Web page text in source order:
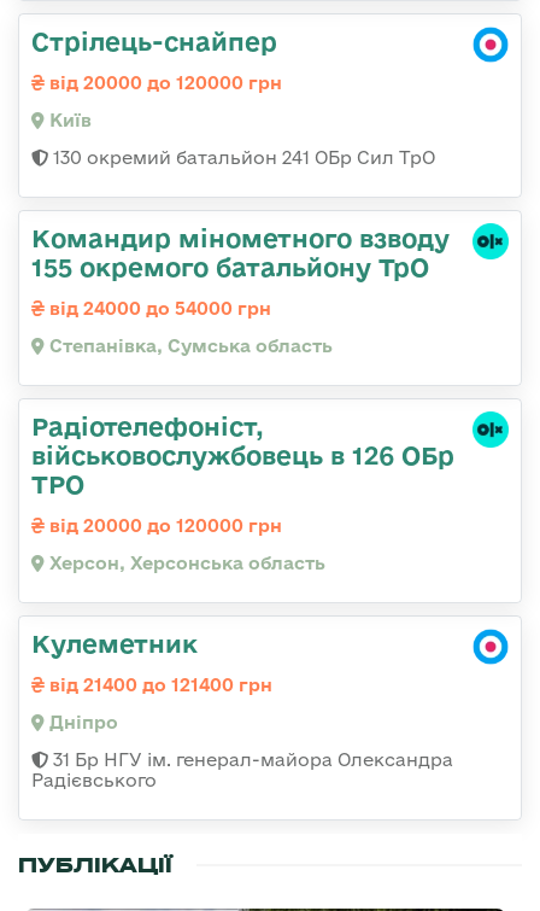
Стрілець-снайпер
від 20000 до 120000 грн
Київ
130 окремий батальйон 241 ОБр Сил ТрО
Командир мінометного взводу
155 окремого батальйону ТрО
від 24000 до 54000 грн
Степанівка, Сумська область
Радіотелефоніст,
військовослужбовець в 126 ОБр
ТРО
від 20000 до 120000 грн
Херсон, Херсонська область
Кулеметник
від 21400 до 121400 грн
Дніпро
31 Бр НГУ ім. генерал-майора Олександра
Радієвського
ПУБЛІКАЦІЇ